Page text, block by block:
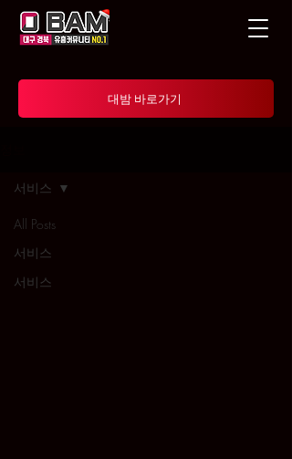
대밤 바로가기
All Posts
서비스
서비스
서비스